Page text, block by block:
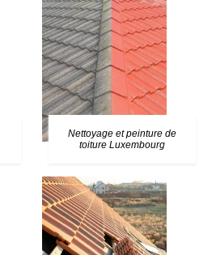
Nettoyage et peinture de
toiture Luxembourg